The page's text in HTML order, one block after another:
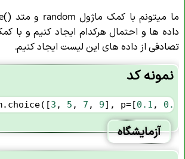
داده ها و احتمال هرکدام ایجاد کنیم و با
تصادفی از داده های این لیست ایجاد کنیم.
نمونه کد
. choice([3 , 5 , 7 , 9], p=[0.1 , 0.3
آزمایشگاه